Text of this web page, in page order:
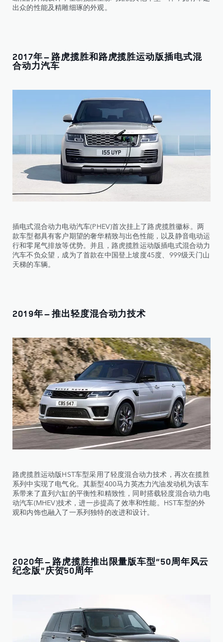
出众的性能及精雕细琢的外观。
2017年 – 路虎揽胜和路虎揽胜运动版插电式混
合动力汽车
插电式混合动力电动汽车(PHEV)首次挂上了路虎揽胜徽标。两
款车型都具有客户期望的奢华精致与出色性能，以及静音电动运
行和零尾气排放等优势。并且，路虎揽胜运动版插电式混合动力
汽车不负众望，成为了首款在中国登上坡度45度、999级天门山
天梯的车辆。
2019年 – 推出轻度混合动力技术
路虎揽胜运动版HST车型采用了轻度混合动力技术，再次在揽胜
系列中实现了电气化。其新型400马力英杰力汽油发动机为该车
系带来了直列六缸的平衡性和精致性，同时搭载轻度混合动力电
动汽车(MHEV)技术，进一步提高了效率和性能。HST车型的外
观和内饰也融入了一系列独特的改进和设计。
2020年 – 路虎揽胜推出限量版车型“50周年风云
纪念版”庆贺50周年